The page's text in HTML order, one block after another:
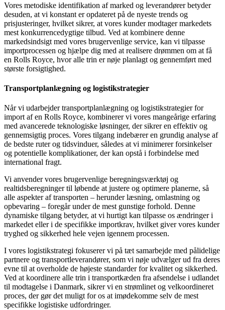
Vores metodiske identifikation af marked og leverandører betyder
desuden, at vi konstant er opdateret på de nyeste trends og
prisjusteringer, hvilket sikrer, at vores kunder modtager markedets
mest konkurrencedygtige tilbud. Ved at kombinere denne
markedsindsigt med vores brugervenlige service, kan vi tilpasse
importprocessen og hjælpe dig med at realisere drømmen om at få
en Rolls Royce, hvor alle trin er nøje planlagt og gennemført med
største forsigtighed.
Transportplanlægning og logistikstrategier
Når vi udarbejder transportplanlægning og logistikstrategier for
import af en Rolls Royce, kombinerer vi vores mangeårige erfaring
med avancerede teknologiske løsninger, der sikrer en effektiv og
gennemsigtig proces. Vores tilgang indebærer en grundig analyse af
de bedste ruter og tidsvinduer, således at vi minimerer forsinkelser
og potentielle komplikationer, der kan opstå i forbindelse med
international fragt.
Vi anvender vores brugervenlige beregningsværktøj og
realtidsberegninger til løbende at justere og optimere planerne, så
alle aspekter af transporten – herunder læsning, omlastning og
opbevaring – foregår under de mest gunstige forhold. Denne
dynamiske tilgang betyder, at vi hurtigt kan tilpasse os ændringer i
markedet eller i de specifikke importkrav, hvilket giver vores kunder
tryghed og sikkerhed hele vejen igennem processen.
I vores logistikstrategi fokuserer vi på tæt samarbejde med pålidelige
partnere og transportleverandører, som vi nøje udvælger ud fra deres
evne til at overholde de højeste standarder for kvalitet og sikkerhed.
Ved at koordinere alle trin i transportkæden fra afsendelse i udlandet
til modtagelse i Danmark, sikrer vi en strømlinet og velkoordineret
proces, der gør det muligt for os at imødekomme selv de mest
specifikke logistiske udfordringer.